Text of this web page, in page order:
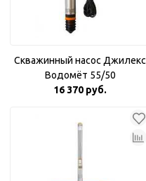
Скважинный насос Джилекс
Водомёт 55/50
16 370 руб.